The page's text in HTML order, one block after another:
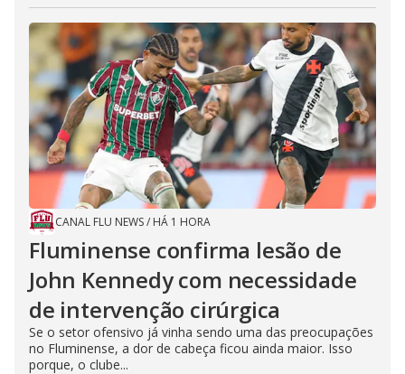
CANAL FLU NEWS/ HÁ 1 HORA
Fluminense confirma lesão de
John Kennedy com necessidade
de intervenção cirúrgica
Se o setor ofensivo já vinha sendo uma das preocupações
no Fluminense, a dor de cabeça ficou ainda maior. Isso
porque, o clube...